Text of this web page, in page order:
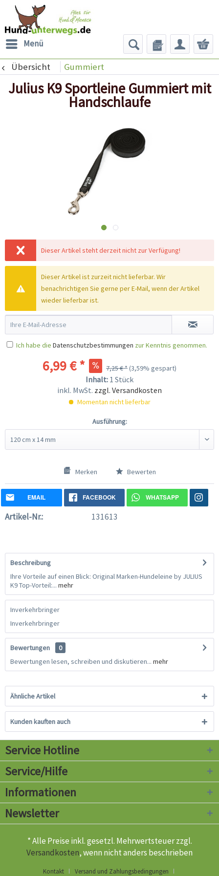
Menü
Übersicht Gummiert
Julius K9 Sportleine Gummiert mit
Handschlaufe
Dieser Artikel steht derzeit nicht zur Verfügung!
Dieser Artikel ist zurzeit nicht lieferbar. Wir
benachrichtigen Sie gerne per E-Mail, wenn der Artikel
wieder lieferbar ist.
Ich habe die Datenschutzbestimmungen zur Kenntnis genommen.
6,99 € * 7,25 € *(3,59% gespart)
Inhalt: 1 Stück
inkl. MwSt. zzgl. Versandkosten
Momentan nicht lieferbar
Ausführung:
Merken Bewerten
EMAIL FACEBOOK WHATSAPP
Artikel-Nr.: 131613
Beschreibung
Ihre Vorteile auf einen Blick: Original Marken-Hundeleine by JULIUS
K9 Top-Vorteil:... mehr
Inverkehrbringer
Inverkehrbringer
Bewertungen
0
Bewertungen lesen, schreiben und diskutieren... mehr
Ähnliche Artikel
Kunden kauften auch
Service Hotline
Service/Hilfe
Informationen
Newsletter
* Alle Preise inkl. gesetzl. Mehrwertsteuer zzgl.
Versandkosten, wenn nicht anders beschrieben
Kontakt Versand und Zahlungsbedingungen